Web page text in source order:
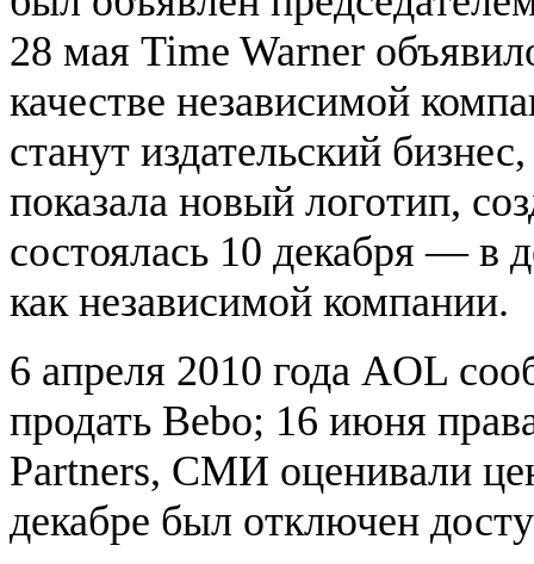
28 мая Time Warner
качестве независимой
станут издательский
показала новый логотип,
состоялась 10 декабря — в
как независимой компании.
6 апреля 2010 года AOL
продать Bebo; 16 июня
Partners, СМИ оценивали
декабре был отключен